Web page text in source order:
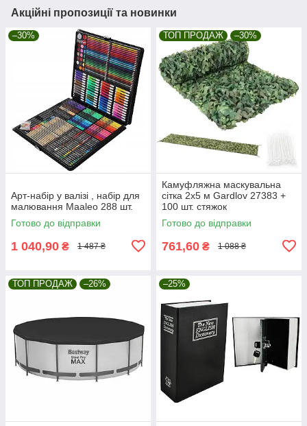
Акційні пропозиції та новинки
–30%
Арт-набір у валізі , набір для
малювання Maaleo 288 шт.
Готово до відправки
1 040,90 ₴ 1 487 ₴
ТОП ПРОДАЖ –30%
Камуфляжна маскувальна
сітка 2x5 м Gardlov 27383 +
100 шт. стяжок
Готово до відправки
761,60 ₴ 1 088 ₴
ТОП ПРОДАЖ –26% –25%